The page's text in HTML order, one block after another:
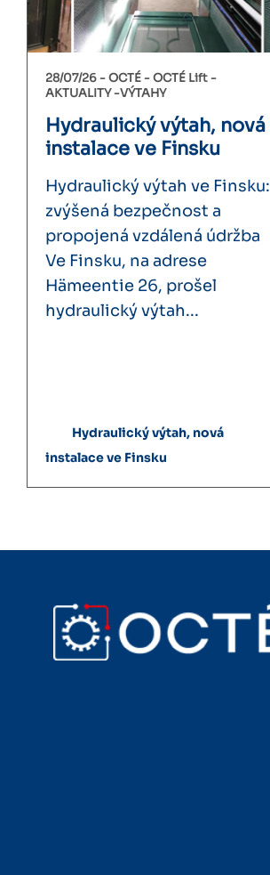
28/07/26 -OCTÉ
OCTÉ Lift
AKTUALITY VÝTAHY
Hydraulický výtah, nová
instalace ve Finsku
Hydraulický výtah ve Finsku:
zvýšená bezpečnost a
propojená vzdálená údržba
Ve Finsku, na adrese
Hämeentie 26, prošel
hydraulický výtah...
Hydraulický výtah, nová
instalace ve Finsku